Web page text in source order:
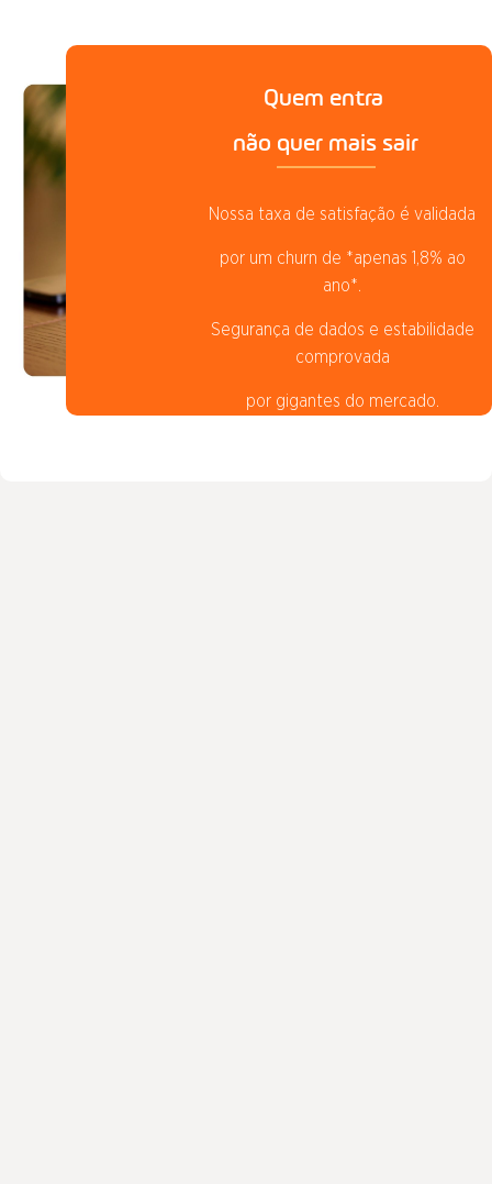
Quem entra
não quer mais sair
Nossa taxa de satisfação é validada
por um churn de *apenas 1,8% ao
ano*.
Segurança de dados e estabilidade
comprovada
por gigantes do mercado.